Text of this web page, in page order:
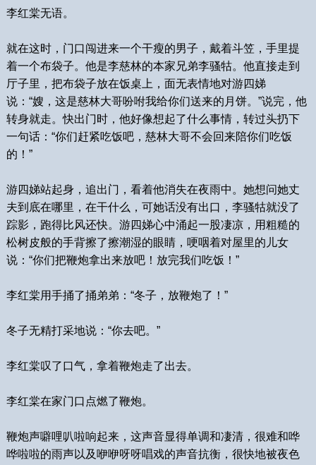
李红棠无语。
就在这时，门口闯进来一个干瘦的男子，戴着斗笠，手里提
着一个布袋子。他是李慈林的本家兄弟李骚牯。他直接走到
厅子里，把布袋子放在饭桌上，面无表情地对游四娣
说：“嫂，这是慈林大哥吩咐我给你们送来的月饼。”说完，他
转身就走。快出门时，他好像想起了什么事情，转过头扔下
一句话：“你们赶紧吃饭吧，慈林大哥不会回来陪你们吃饭
的！”
游四娣站起身，追出门，看着他消失在夜雨中。她想问她丈
夫到底在哪里，在干什么，可她话没有出口，李骚牯就没了
踪影，跑得比风还快。游四娣心中涌起一股凄凉，用粗糙的
松树皮般的手背擦了擦潮湿的眼睛，哽咽着对屋里的儿女
说：“你们把鞭炮拿出来放吧！放完我们吃饭！”
李红棠用手捅了捅弟弟：“冬子，放鞭炮了！”
冬子无精打采地说：“你去吧。”
李红棠叹了口气，拿着鞭炮走了出去。
李红棠在家门口点燃了鞭炮。
鞭炮声噼哩叭啦响起来，这声音显得单调和凄清，很难和哗
哗啦啦的雨声以及咿咿呀呀唱戏的声音抗衡，很快地被夜色